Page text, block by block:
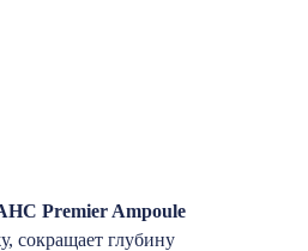
Premier Ampoule
сокращает глубину